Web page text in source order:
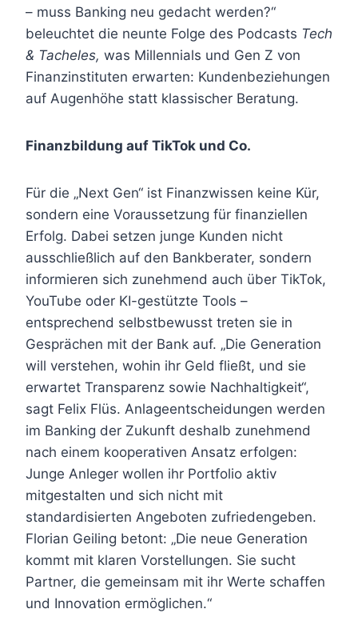
– muss Banking neu gedacht werden?“
beleuchtet die neunte Folge des Podcasts Tech
& Tacheles, was Millennials und Gen Z von
Finanzinstituten erwarten: Kundenbeziehungen
auf Augenhöhe statt klassischer Beratung.
Finanzbildung auf TikTok und Co.
Für die „Next Gen“ ist Finanzwissen keine Kür,
sondern eine Voraussetzung für finanziellen
Erfolg. Dabei setzen junge Kunden nicht
ausschließlich auf den Bankberater, sondern
informieren sich zunehmend auch über TikTok,
YouTube oder KI-gestützte Tools –
entsprechend selbstbewusst treten sie in
Gesprächen mit der Bank auf. „Die Generation
will verstehen, wohin ihr Geld fließt, und sie
erwartet Transparenz sowie Nachhaltigkeit“,
sagt Felix Flüs. Anlageentscheidungen werden
im Banking der Zukunft deshalb zunehmend
nach einem kooperativen Ansatz erfolgen:
Junge Anleger wollen ihr Portfolio aktiv
mitgestalten und sich nicht mit
standardisierten Angeboten zufriedengeben.
Florian Geiling betont: „Die neue Generation
kommt mit klaren Vorstellungen. Sie sucht
Partner, die gemeinsam mit ihr Werte schaffen
und Innovation ermöglichen.“